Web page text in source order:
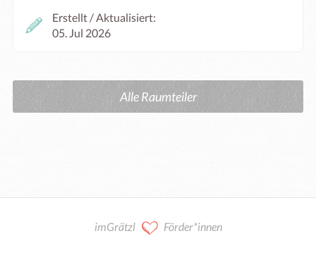
Erstellt / Aktualisiert:
05. Jul 2026
Alle Raumteiler
imGrätzl Förder*innen